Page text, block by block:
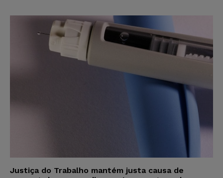
Justiça do Trabalho mantém justa causa de